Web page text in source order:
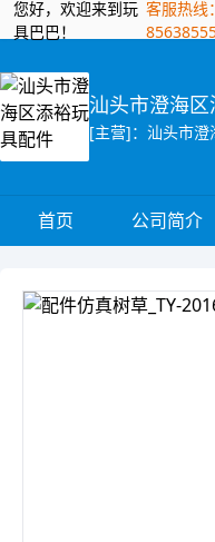
您好，欢迎来到玩
具巴巴！
客服热线
汕头市澄海
首页 公司简介